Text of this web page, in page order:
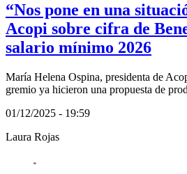
“Nos pone en una
Acopi sobre cifra de
salario mínimo 2026
María Helena Ospina, presidenta de
gremio ya hicieron una propuesta de
01/12/2025 - 19:59
Laura Rojas